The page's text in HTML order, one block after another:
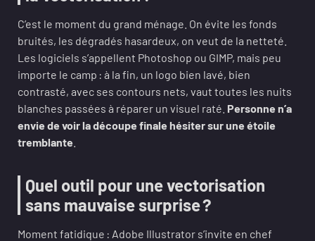
C’est le moment du grand ménage. On évite les fonds
bruités, les dégradés hasardeux, on veut de la netteté.
Les logiciels s’appellent Photoshop ou GIMP, mais peu
importe le camp : à la fin, un logo bien lavé, bien
contrasté, avec ses contours nets, vaut toutes les nuits
blanches passées à réparer un visuel raté. Personne n’a
envie de voir la découpe finale hésiter sur une étoile
tremblante
Quel outil pour une vectorisation
sans mauvaise surprise ?
Moment fatidique : Adobe Illustrator s’invite en chef